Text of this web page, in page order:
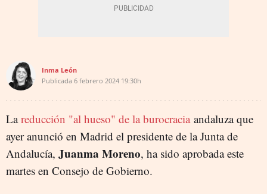
Inma León
Publicada 6 febrero 2024 19:30h
Lareducción "al hueso" de la burocraciaandaluza que
ayer anunció en Madrid el presidente de la Junta de
Andalucía, Juanma Moreno, ha sido aprobada este
martes en Consejo de Gobierno.